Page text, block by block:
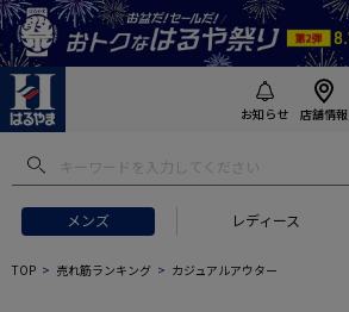
お知らせ 店舗情報
メンズ レディース
TOP 売れ筋ランキング カジュアルアウター